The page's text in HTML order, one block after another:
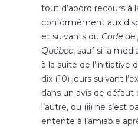
tout d’abord recours à
conformément aux
et suivants du Code
Québec, sauf si la
à la suite de l’initiative
dix (10) jours suivant
dans un avis de défaut
l’autre, ou (ii) ne s’est
entente à l’amiable